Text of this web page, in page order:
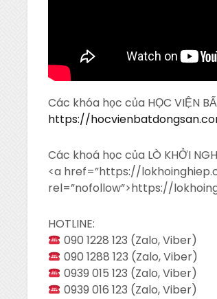
Các khóa học của HỌC VIỆN
https://
Các khoá học của LÒ KHỞI
<a href=”https://
rel=”nofollow”>https://
HOTLINE:
090 1228 123 (Zalo, Viber)
090 1288 123 (Zalo, Viber)
0939 015 123 (Zalo, Viber)
0939 016 123 (Zalo, Viber)